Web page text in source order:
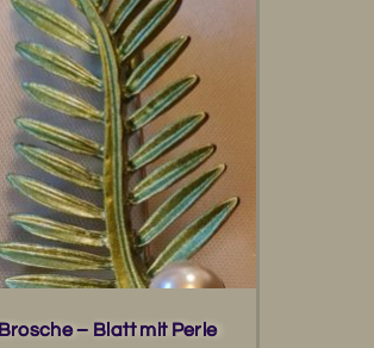
Brosche – Blatt mit Perle